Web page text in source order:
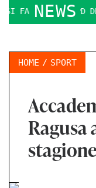
NEWS
PD DENUNCIA
HOME SPORT
Ragusa
stagione